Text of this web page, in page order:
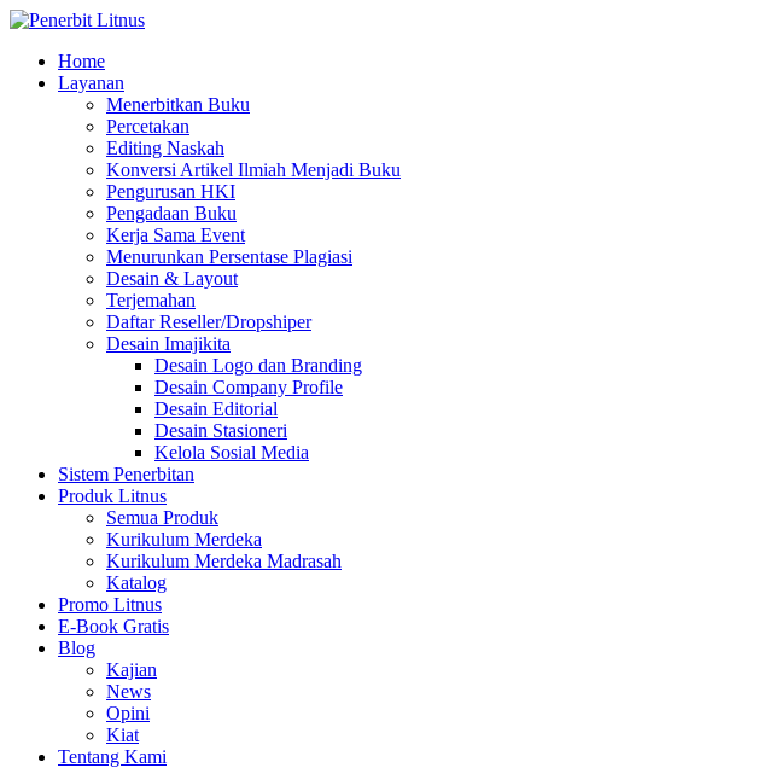
Home
Layanan
Menerbitkan Buku
Percetakan
Editing Naskah
Konversi Artikel Ilmiah Menjadi Buku
Pengurusan HKI
Pengadaan Buku
Kerja Sama Event
Menurunkan Persentase Plagiasi
Desain & Layout
Terjemahan
Daftar Reseller/Dropshiper
Desain Imajikita
Desain Logo dan Branding
Desain Company Profile
Desain Editorial
Desain Stasioneri
Kelola Sosial Media
Sistem Penerbitan
Produk Litnus
Semua Produk
Kurikulum Merdeka
Kurikulum Merdeka Madrasah
Katalog
Promo Litnus
E-Book Gratis
Blog
Kajian
News
Opini
Kiat
Tentang Kami